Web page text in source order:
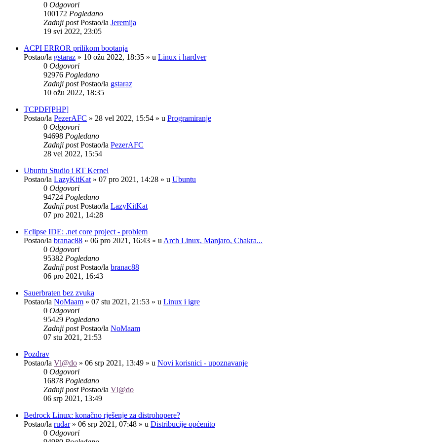
0 Odgovori
100172 Pogledano
Zadnji postPostao/la Jeremija
19 svi 2022, 23:05
ACPI ERROR prilikom bootanja
Postao/la gstaraz » 10 ožu 2022, 18:35 » u Linux i hardver
0 Odgovori
92976 Pogledano
Zadnji postPostao/la gstaraz
10 ožu 2022, 18:35
TCPDF[PHP]
Postao/la PezerAFC » 28 vel 2022, 15:54 » u Programiranje
0 Odgovori
94698 Pogledano
Zadnji postPostao/la PezerAFC
28 vel 2022, 15:54
Ubuntu Studio i RT Kernel
Postao/la LazyKitKat » 07 pro 2021, 14:28 » u Ubuntu
0 Odgovori
94724 Pogledano
Zadnji postPostao/la LazyKitKat
07 pro 2021, 14:28
Eclipse IDE: .net core project - problem
Postao/la branac88 » 06 pro 2021, 16:43 » u Arch Linux, Manjaro, Chakra...
0 Odgovori
95382 Pogledano
Zadnji postPostao/la branac88
06 pro 2021, 16:43
Sauerbraten bez zvuka
Postao/la NoMaam » 07 stu 2021, 21:53 » u Linux i igre
0 Odgovori
95429 Pogledano
Zadnji postPostao/la NoMaam
07 stu 2021, 21:53
Pozdrav
Postao/la Vl@do » 06 srp 2021, 13:49 » u Novi korisnici - upoznavanje
0 Odgovori
16878 Pogledano
Zadnji postPostao/la Vl@do
06 srp 2021, 13:49
Bedrock Linux: konačno rješenje za distrohopere?
Postao/la rudar» 06 srp 2021, 07:48 » u Distribucije općenito
0 Odgovori